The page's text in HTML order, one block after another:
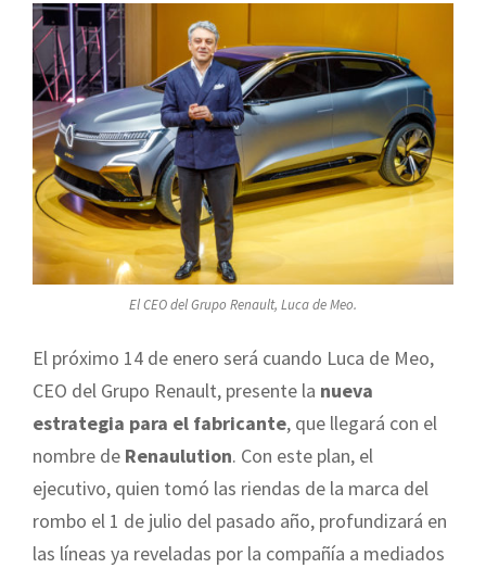
El CEO del Grupo Renault, Luca de Meo.
El próximo 14 de enero será cuando Luca de Meo,
CEO del Grupo Renault, presente la nueva
estrategia para el fabricante, que llegará con el
nombre de Renaulution. Con este plan, el
ejecutivo, quien tomó las riendas de la marca del
rombo el 1 de julio del pasado año, profundizará en
las líneas ya reveladas por la compañía a mediados